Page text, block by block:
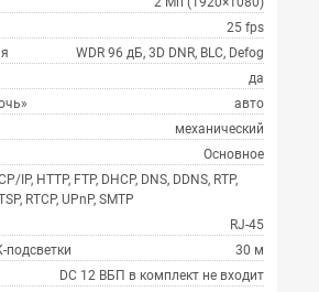
25 fps
WDR 96 дБ, 3D DNR, BLC, Defog
да
авто
механический
Основное
IP, HTTP, FTP, DHCP, DNS, DDNS, RTP,
RTCP, UPnP, SMTP
RJ-45
30 м
DC 12 ВБП в комплект не входит